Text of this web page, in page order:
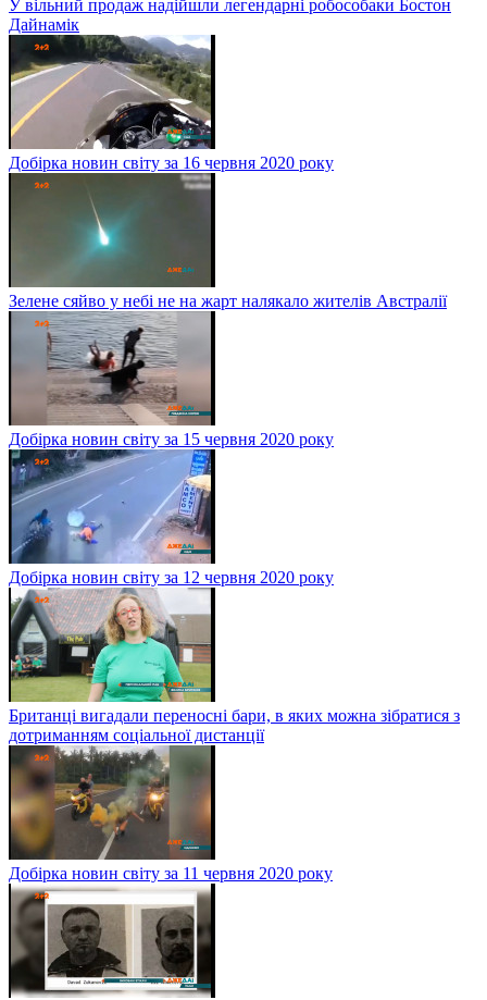
У вільний продаж надійшли легендарні робособаки Бостон
Дайнамік
Добірка новин світу за 16 червня 2020 року
Зелене сяйво у небі не на жарт налякало жителів Австралії
Добірка новин світу за 15 червня 2020 року
Добірка новин світу за 12 червня 2020 року
Британці вигадали переносні бари, в яких можна зібратися з
дотриманням соціальної дистанції
Добірка новин світу за 11 червня 2020 року